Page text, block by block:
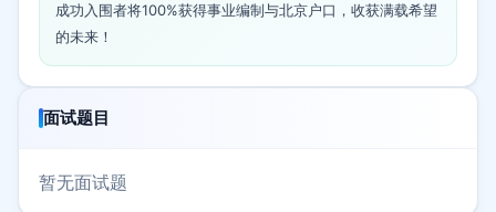
成功入围者将100%获得事业编制与北京户口，收获满载希望
的未来！
面试题目
暂无面试题